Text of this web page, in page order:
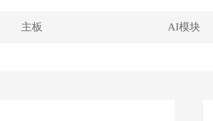
主板 AI模块